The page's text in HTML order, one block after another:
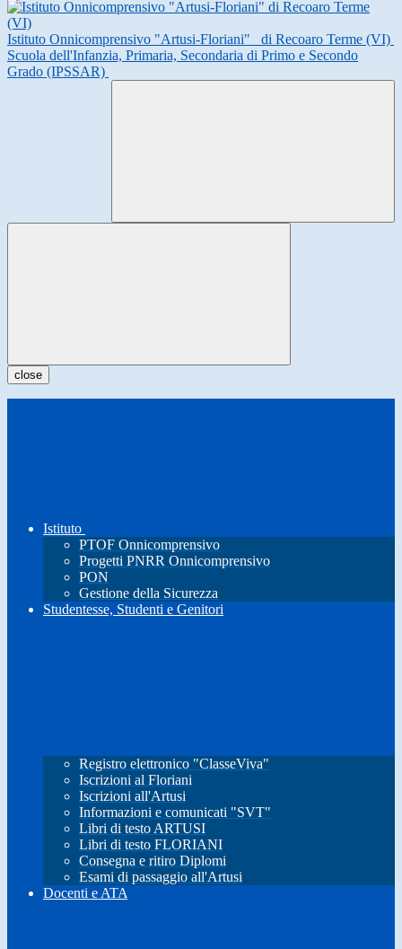
Istituto Onnicomprensivo "Artusi-Floriani"
di Recoaro Terme (VI)
Scuola dell'Infanzia, Primaria, Secondaria di Primo e Secondo
Grado (IPSSAR)
close
Istituto
PTOF Onnicomprensivo
Progetti PNRR Onnicomprensivo
PON
Gestione della Sicurezza
Studentesse, Studenti e Genitori
Registro elettronico "ClasseViva"
Iscrizioni al Floriani
Iscrizioni all'Artusi
Informazioni e comunicati "SVT"
Libri di testo ARTUSI
Libri di testo FLORIANI
Consegna e ritiro Diplomi
Esami di passaggio all'Artusi
Docenti e ATA